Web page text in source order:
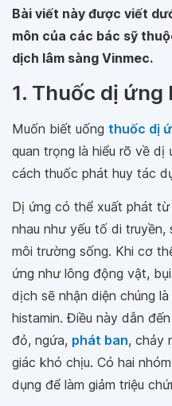
Bài viết này được viết
môn của các bác sỹ
dịch lâm sàng Vinmec.
1. Thuốc dị ứng
Muốn biết uống thuốc dị
quan trọng là hiểu rõ về dị
cách thuốc phát huy tác
Dị ứng có thể xuất phát từ
nhau như yếu tố di
môi trường sống. Khi cơ
ứng như lông động vật,
dịch sẽ nhận diện chúng
histamin. Điều này dẫn
đỏ, ngứa, phát ban, chảy
giác khó chịu. Có hai
dụng để làm giảm triệu